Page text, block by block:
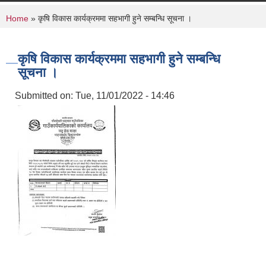
You are here
Home » कृषि विकास कार्यक्रममा सहभागी हुने सम्बन्धि सूचना ।
कृषि विकास कार्यक्रममा सहभागी हुने सम्बन्धि
सूचना ।
Submitted on: Tue, 11/01/2022 - 14:46